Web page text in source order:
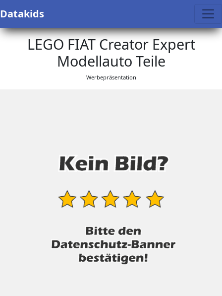
Datakids
LEGO FIAT Creator Expert
Modellauto Teile
Werbepräsentation